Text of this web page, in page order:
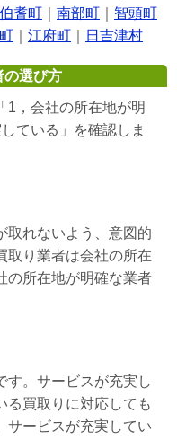
伯耆町 南部町
智頭町
江府町 日吉津村
の選び方
1，会社の所在地が明
ている」を確認しま
取れないよう、意図的
取り業者は会社の所在
の所在地が明確な業者
す。サービスが充実し
る買取りに対応しても
サービスが充実してい